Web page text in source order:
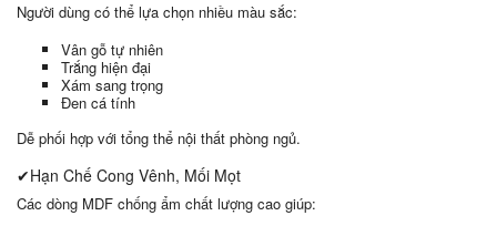
Người dùng có thể lựa chọn nhiều màu sắc:
Vân gỗ tự nhiên
Trắng hiện đại
Xám sang trọng
Đen cá tính
Dễ phối hợp với tổng thể nội thất phòng ngủ.
✔Hạn Chế Cong Vênh, Mối Mọt
Các dòng MDF chống ẩm chất lượng cao giúp: